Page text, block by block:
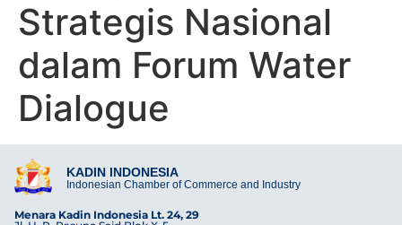
Strategis Nasional
dalam Forum Water
Dialogue
KADIN INDONESIA
Indonesian Chamber of Commerce and Industry
Menara Kadin Indonesia Lt. 24, 29